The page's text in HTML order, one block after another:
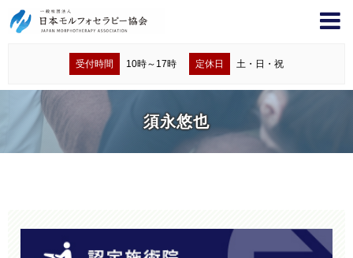
受付時間 10時～17時 定休日 土・日・祝
須永悠也